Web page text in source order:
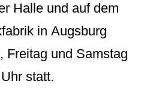
Halle und auf dem
inAugsburg
, Freitag und Samstag
Uhr statt.